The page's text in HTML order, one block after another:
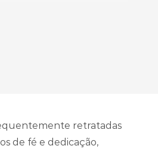
retratadas
de fé e dedicação,